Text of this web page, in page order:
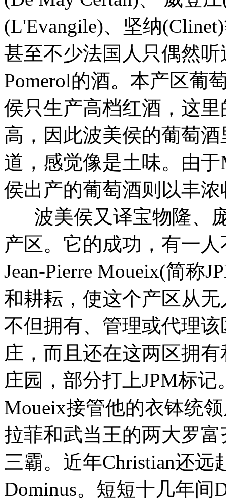
(L'Evangile)、坚纳
甚至不少法国人只偶然
Pomerol的酒。本产区葡
侯只生产高档红酒，这
高，因此波美侯的葡萄
道，感觉像是土味。由
侯出产的葡萄酒则以丰
波美侯又译宝物隆、
产区。它的成功，有一
Jean-Pierre Moueix(简称
和耕耘，使这个产区从
不但拥有、管理或代理
庄，而且还在这两区拥
庄园，部分打上JPM标记
Moueix接管他的衣钵统
拉菲和武当王的两大罗
三霸。近年Christian还
Dominus。短短十几年间